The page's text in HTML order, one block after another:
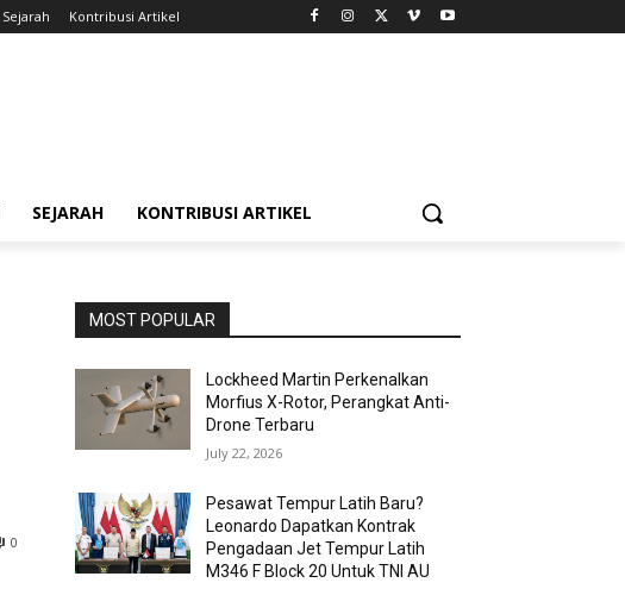
Sejarah Kontribusi Artikel
SEJARAH KONTRIBUSI ARTIKEL
0
MOST POPULAR
Lockheed Martin Perkenalkan
Morfius X-Rotor, Perangkat Anti-
Drone Terbaru
July 22, 2026
Pesawat Tempur Latih Baru?
Leonardo Dapatkan Kontrak
Pengadaan Jet Tempur Latih
M346 F Block 20 Untuk TNI AU